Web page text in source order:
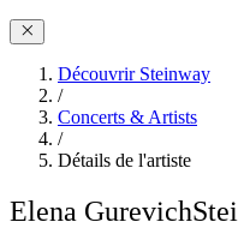
Découvrir Steinway
/
Concerts & Artists
/
Détails de l'artiste
Elena Gurevich